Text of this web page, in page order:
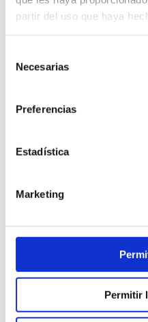
partir del uso que haya
Necesarias
Preferencias
Estadística
Marketing
Permitir
ARMARIO 3